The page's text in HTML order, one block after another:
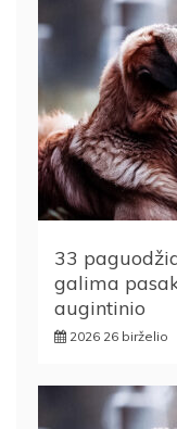
33
galima
augintinio
2026 26 birželio